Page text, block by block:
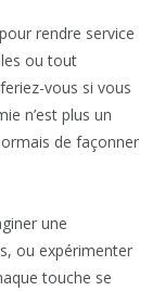
rendre service
ou tout
vous si vous
n’est plus un
de façonner
une
ou expérimenter
touche se